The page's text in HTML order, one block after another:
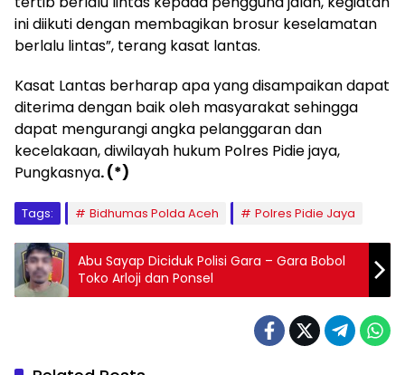
ini diikuti dengan membagikan brosur keselamatan
berlalu lintas”, terang kasat lantas.
Kasat Lantas berharap apa yang disampaikan dapat
diterima dengan baik oleh masyarakat sehingga
dapat mengurangi angka pelanggaran dan
kecelakaan, diwilayah hukum Polres Pidie jaya,
Pungkasnya. (*)
Tags: Bidhumas Polda Aceh Polres Pidie Jaya
Abu Sayap Diciduk Polisi Gara – Gara Bobol
Toko Arloji dan Ponsel